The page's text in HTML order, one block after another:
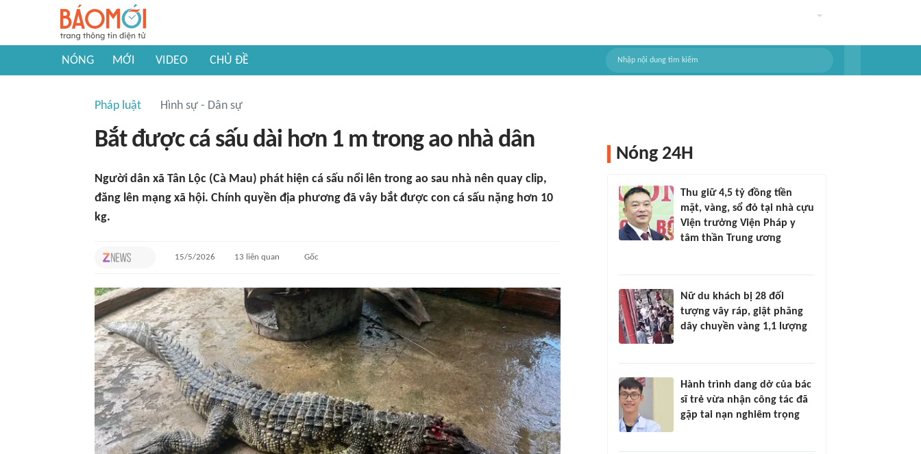
NÓNG MỚI VIDEO CHỦ ĐỀ
Pháp luật Hình sự - Dân sự
Bắt được cá sấu dài hơn 1 m trong ao nhà dân
Người dân xã Tân Lộc (Cà Mau) phát hiện cá sấu nổi lên trong ao sau nhà nên quay clip,
đăng lên mạng xã hội. Chính quyền địa phương đã vây bắt được con cá sấu nặng hơn 10
kg.
15/5/2026 13 liên quan Gốc
Nóng 24H
Thu giữ 4,5 tỷ đồng tiền
mặt, vàng, sổ đỏ tại nhà cựu
Viện trưởng Viện Pháp y
tâm thần Trung ương
Nữ du khách bị 28 đối
tượng vây ráp, giật phăng
dây chuyền vàng 1,1 lượng
Hành trình dang dở của bác
sĩ trẻ vừa nhận công tác đã
gặp tai nạn nghiêm trọng